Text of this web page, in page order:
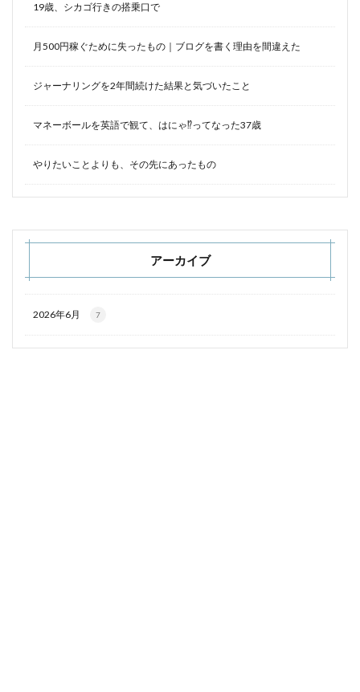
19歳、シカゴ行きの搭乗口で
月500円稼ぐために失ったもの｜ブログを書く理由を間違えた
ジャーナリングを2年間続けた結果と気づいたこと
マネーボールを英語で観て、はにゃ⁉︎ってなった37歳
やりたいことよりも、その先にあったもの
アーカイブ
2026年6月 7